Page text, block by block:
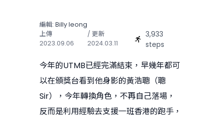
編輯: Billy Ieong
上傳
2023.09.06
/ 更新
2024.03.11
3,933
steps
今年的UTMB已經完滿結束，早幾年都可
以在頒獎台看到他身影的黃浩聰（聰
Sir），今年轉換角色，不再自己落場，
反而是利用經驗去支援一班香港的跑手，